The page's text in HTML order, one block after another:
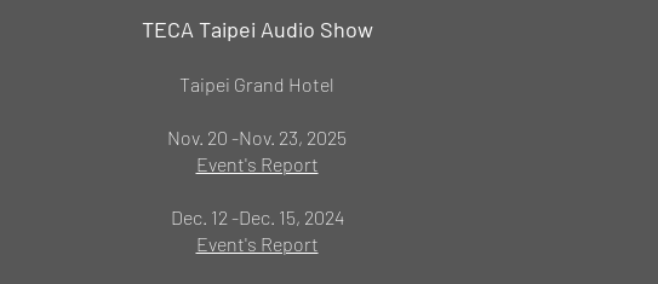
TECA Taipei Audio Show
Taipei Grand Hotel
Nov. 20 -Nov. 23, 2025
Event's Report
Dec. 12 -Dec. 15, 2024
Event's Report